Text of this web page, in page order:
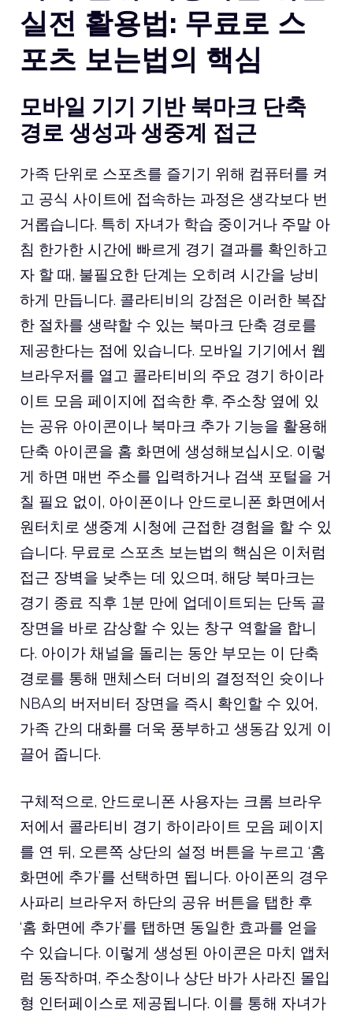
실전 활용법: 무료로 스
포츠 보는법의 핵심
모바일 기기 기반 북마크 단축
경로 생성과 생중계 접근
가족 단위로 스포츠를 즐기기 위해 컴퓨터를 켜
고 공식 사이트에 접속하는 과정은 생각보다 번
거롭습니다. 특히 자녀가 학습 중이거나 주말 아
침 한가한 시간에 빠르게 경기 결과를 확인하고
자 할 때, 불필요한 단계는 오히려 시간을 낭비
하게 만듭니다. 콜라티비의 강점은 이러한 복잡
한 절차를 생략할 수 있는 북마크 단축 경로를
제공한다는 점에 있습니다. 모바일 기기에서 웹
브라우저를 열고 콜라티비의 주요 경기 하이라
이트 모음 페이지에 접속한 후, 주소창 옆에 있
는 공유 아이콘이나 북마크 추가 기능을 활용해
단축 아이콘을 홈 화면에 생성해보십시오. 이렇
게 하면 매번 주소를 입력하거나 검색 포털을 거
칠 필요 없이, 아이폰이나 안드로니폰 화면에서
원터치로 생중계 시청에 근접한 경험을 할 수 있
습니다. 무료로 스포츠 보는법의 핵심은 이처럼
접근 장벽을 낮추는 데 있으며, 해당 북마크는
경기 종료 직후 1분 만에 업데이트되는 단독 골
장면을 바로 감상할 수 있는 창구 역할을 합니
다. 아이가 채널을 돌리는 동안 부모는 이 단축
경로를 통해 맨체스터 더비의 결정적인 슛이나
NBA의 버저비터 장면을 즉시 확인할 수 있어,
가족 간의 대화를 더욱 풍부하고 생동감 있게 이
끌어 줍니다.
구체적으로, 안드로니폰 사용자는 크롬 브라우
저에서 콜라티비 경기 하이라이트 모음 페이지
를 연 뒤, 오른쪽 상단의 설정 버튼을 누르고 ‘홈
화면에 추가’를 선택하면 됩니다. 아이폰의 경우
사파리 브라우저 하단의 공유 버튼을 탭한 후
‘홈 화면에 추가’를 탭하면 동일한 효과를 얻을
수 있습니다. 이렇게 생성된 아이콘은 마치 앱처
럼 동작하며, 주소창이나 상단 바가 사라진 몰입
형 인터페이스로 제공됩니다. 이를 통해 자녀가